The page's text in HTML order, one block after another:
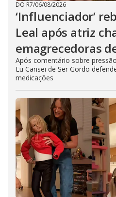
DO R7/06/08/2026
‘Influenciador’
Leal após atriz
emagrecedoras
Após comentário sobre
Eu Cansei de Ser Gordo
medicações